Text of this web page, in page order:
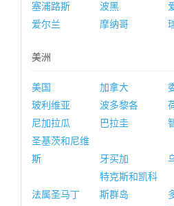
塞浦路斯
波黑
爱尔兰
摩纳哥
美洲
美国 加拿大
玻利维亚
波多黎各
尼加拉瓜
巴拉圭
圣基茨和尼维
斯
牙买加
法属圣马丁
特克斯和凯科
斯群岛